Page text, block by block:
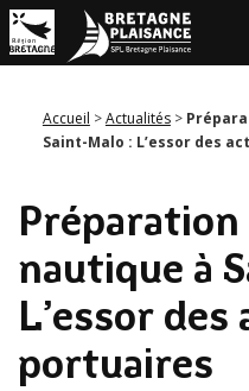
Accueil >Actualités>
Saint-Malo : L’essor des
Préparation
nautique à
L’essor
portuaires